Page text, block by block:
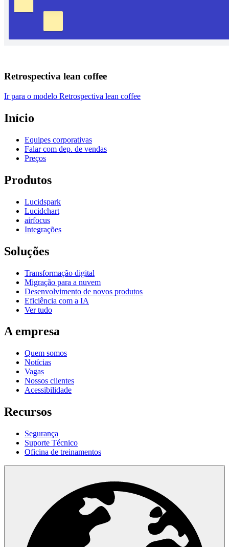
Retrospectiva lean coffee
Ir para o modelo Retrospectiva lean coffee
Início
Equipes corporativas
Falar com dep. de vendas
Preços
Produtos
Lucidspark
Lucidchart
airfocus
Integrações
Soluções
Transformação digital
Migração para a nuvem
Desenvolvimento de novos produtos
Eficiência com a IA
Ver tudo
A empresa
Quem somos
Notícias
Vagas
Nossos clientes
Acessibilidade
Recursos
Segurança
Suporte Técnico
Oficina de treinamentos